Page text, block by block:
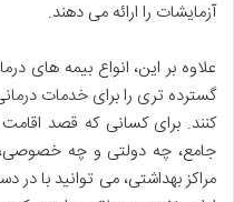
آزمایشات را ارائه می دهند.
علاوه بر این، انواع بیمه
گسترده تری را برای خدمات
کنند. برای کسانی که قصد
جامع، چه دولتی و چه
مراکز بهداشتی، می توانید با